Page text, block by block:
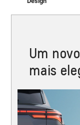
Um
mais